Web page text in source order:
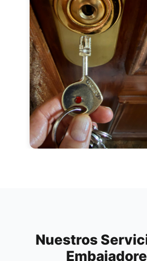
Nuestros